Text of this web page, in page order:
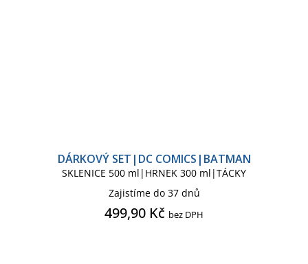
DÁRKOVÝ SET|DC COMICS|BATMAN
SKLENICE 500 ml|HRNEK 300 ml|TÁCKY
Zajistíme do 37 dnů
499,90 Kč bez DPH